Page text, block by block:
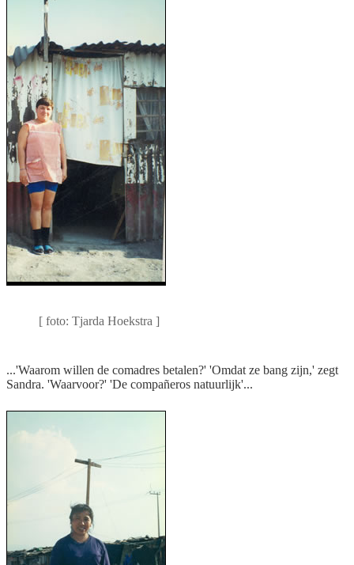
[ foto: Tjarda Hoekstra ]
...'Waarom willen de comadres betalen?' 'Omdat ze bang zijn,' zegt
Sandra. 'Waarvoor?' 'De compañeros natuurlijk'...